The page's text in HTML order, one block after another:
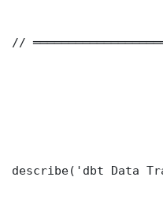
//
describe('dbt Data